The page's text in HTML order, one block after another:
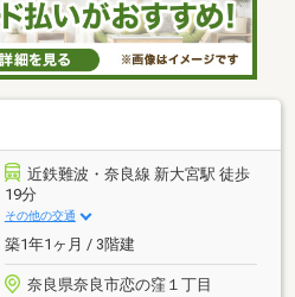
近鉄難波・奈良線 新大宮駅 徒歩
19分
その他の交通
築1年1ヶ月 / 3階建
奈良県奈良市恋の窪１丁目